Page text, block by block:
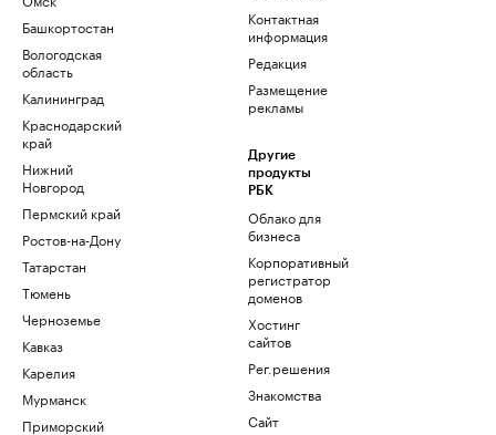
Башкортостан
Вологодская
область
Калининград
Краснодарский
край
Нижний
Новгород
Пермский край
Ростов-на-Дону
Татарстан
Тюмень
Черноземье
Кавказ
Карелия
Мурманск
Приморский
Контактная
информация
Редакция
Размещение
рекламы
Другие
продукты
РБК
Облако для
бизнеса
Корпоративный
регистратор
доменов
Хостинг
сайтов
Рег.решения
Знакомства
Сайт